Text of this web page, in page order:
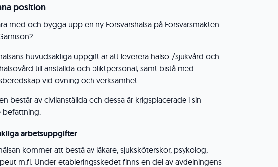
position
med och bygga upp en ny Försvarshälsa på Försvarsmakten
huvudsakliga uppgift är att leverera hälso-/sjukvård och
till anställda och pliktpersonal, samt bistå med
vid övning och verksamhet.
består av civilanställda och dessa är krigsplacerade i sin
befattning.
arbetsuppgifter
kommer att bestå av läkare, sjuksköterskor, psykolog,
m.fl. Under etableringsskedet finns en del av avdelningens